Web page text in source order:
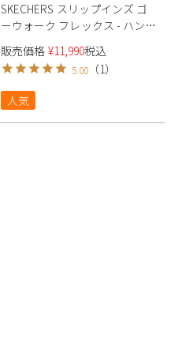
SKECHERS スリップインズ ゴ
ーウォーク フレックス - ハンズ
アップ エクストラワイド幅 5E
相当 216324WW メンズ
販売価格 ¥11,990税込
5.00 （1）
人気